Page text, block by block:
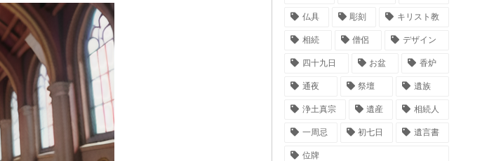
仏具 彫刻 キリスト教
相続 僧侶 デザイン
四十九日 お盆 香炉
通夜 祭壇 遺族
浄土真宗 遺産 相続人
一周忌 初七日 遺言書
位牌